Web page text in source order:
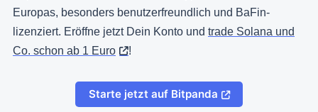
Europas, besonders benutzerfreundlich und BaFin-
lizenziert. Eröffne jetzt Dein Konto und trade Solana und
Co. schon ab 1 Euro
!
Starte jetzt auf Bitpanda